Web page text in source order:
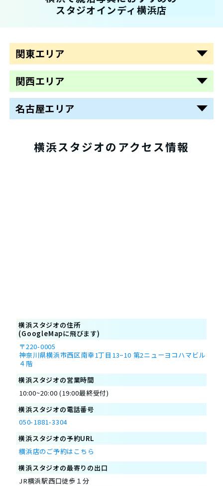
スタジオインディ横浜店
関東エリア
横浜
東京駅
町田
八王子
関西エリア
大阪梅田
天王寺あべの
京都四条烏丸
名古屋エリア
名古屋栄
横浜スタジオのアクセス情報
横浜スタジオの住所
(GoogleMapに飛びます)
〒220-0005
神奈川県横浜市西区南幸1丁目13−10 第2ニューヨコハマビル
４階
横浜スタジオの営業時間
10:00~20:00 (19:00最終受付)
横浜スタジオの電話番号
050-1881-3304
横浜スタジオの予約URL
横浜店のご予約はこちら
横浜スタジオの最寄りの出口
JR横浜駅西口徒歩１分